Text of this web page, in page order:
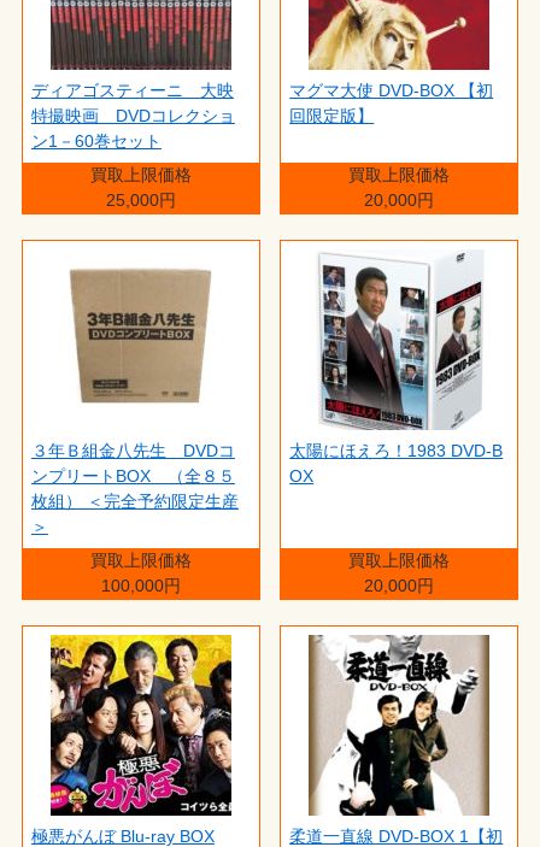
ディアゴスティーニ 大映
特撮映画 DVDコレクショ
ン1－60巻セット
買取上限価格
25,000円
マグマ大使 DVD-BOX 【初
回限定版】
買取上限価格
20,000円
３年Ｂ組金八先生 DVDコ
ンプリートBOX （全８５
枚組） ＜完全予約限定生産
＞
買取上限価格
100,000円
太陽にほえろ！1983 DVD-B
OX
買取上限価格
20,000円
極悪がんぼ Blu-ray BOX
柔道一直線 DVD-BOX 1【初